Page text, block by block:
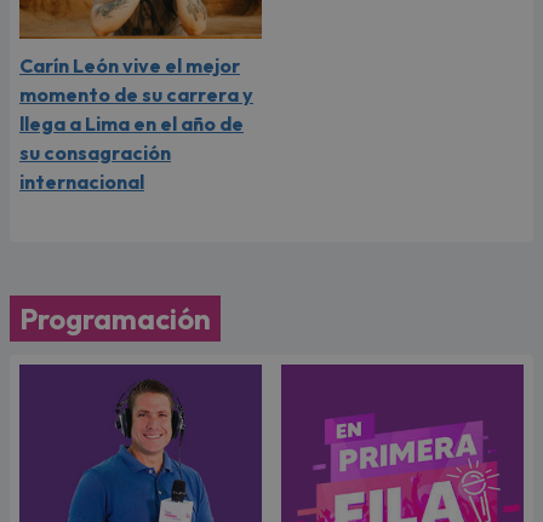
Carín León vive el mejor
momento de su carrera y
llega a Lima en el año de
su consagración
internacional
Programación